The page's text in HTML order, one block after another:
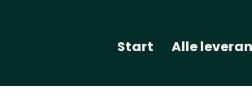
Start Alle